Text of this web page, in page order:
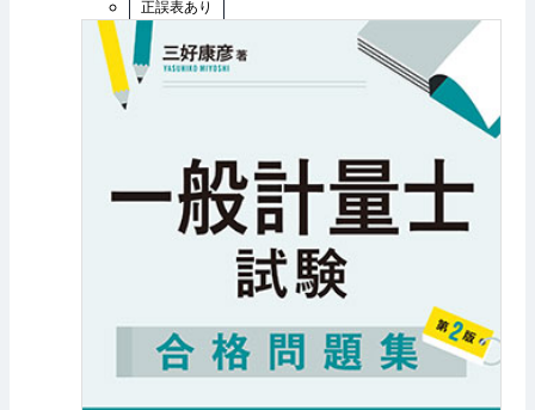
正誤表あり